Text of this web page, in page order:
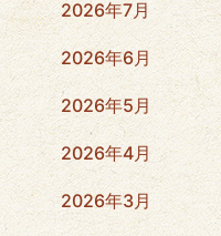
2026年7月
2026年6月
2026年5月
2026年4月
2026年3月